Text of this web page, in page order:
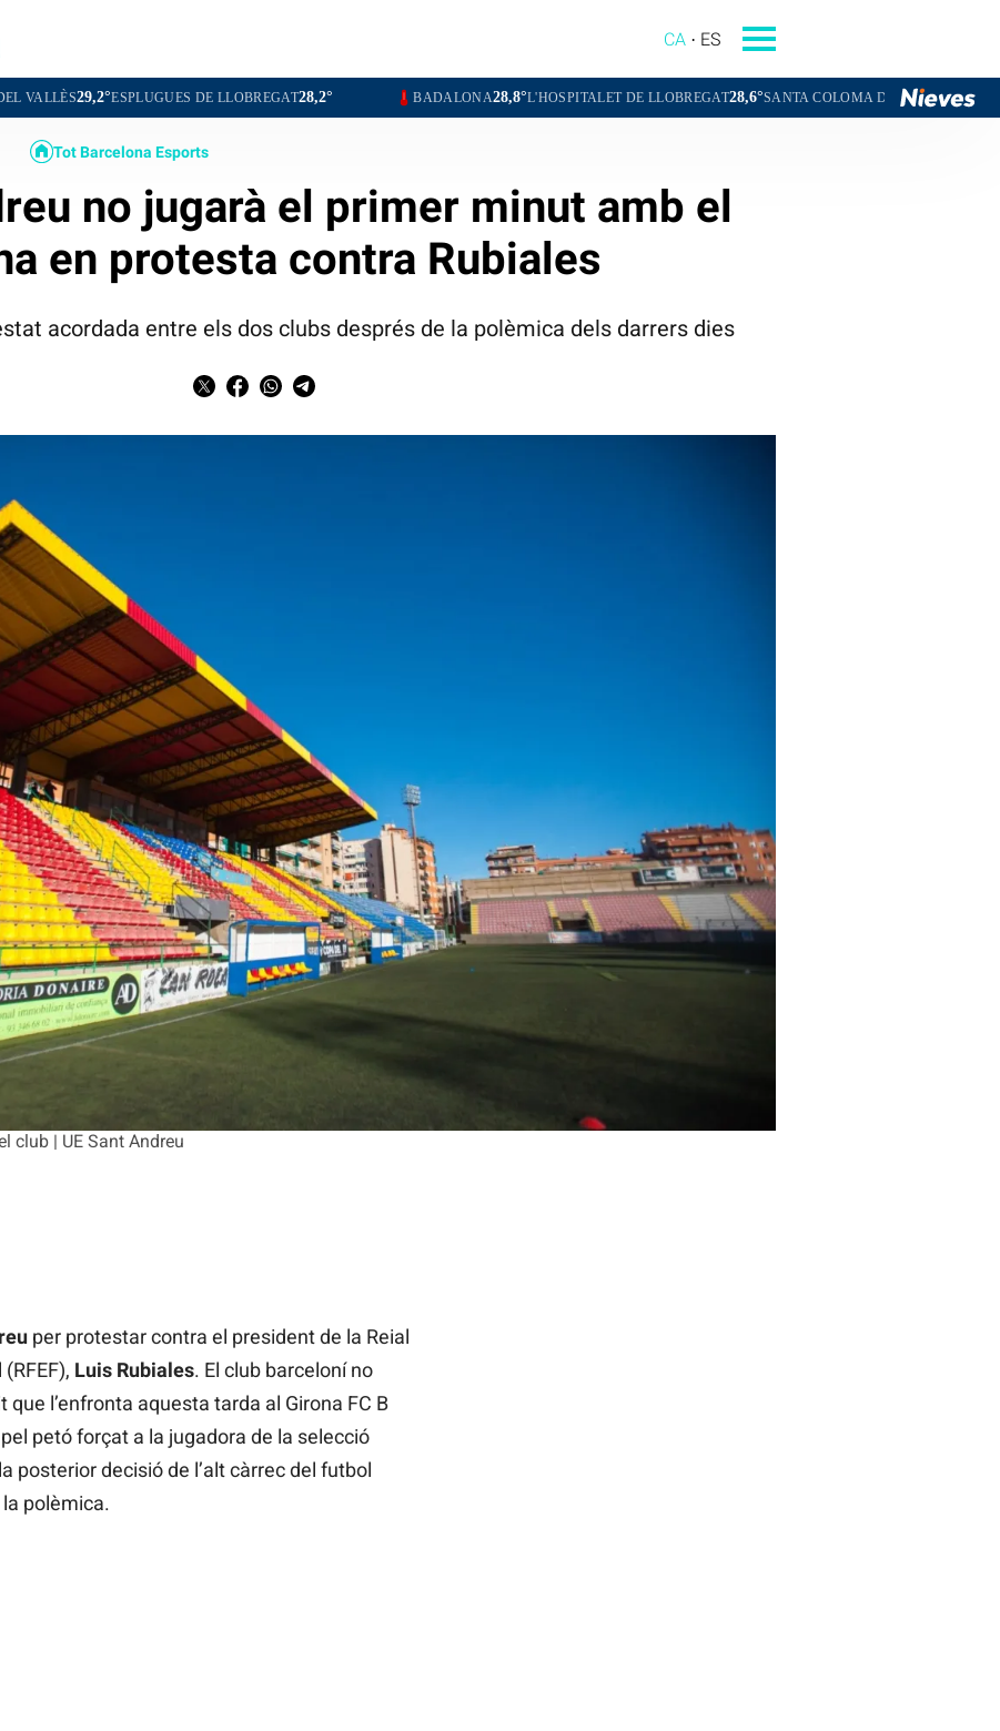
CA ES
ESPLUGUES DE LLOBREGAT28,2° BADALONA 28,8°L'HOSPITALET DE LLOBREGAT28,6°SANTA COLOMA DE GRAMENET28,8°CORNELLÀ
club | UE Sant Andreu
Tot Barcelona Esports
no jugarà el primer minut amb el
en protesta contra Rubiales
acordada entre els dos clubs després de la polèmica dels darrers dies
per protestar contra el president de la Reial
Luis Rubiales. El club barceloní no
l’enfronta aquesta tarda al Girona FC B
petó forçat a la jugadora de la selecció
posterior decisió de l’alt càrrec del futbol
polèmica.